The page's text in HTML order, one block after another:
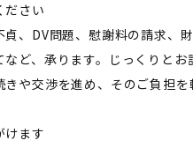
さい
、DV問題、慰謝料の請求、
ど、承ります。じっくりと
や交渉を進め、そのご負担を
ます